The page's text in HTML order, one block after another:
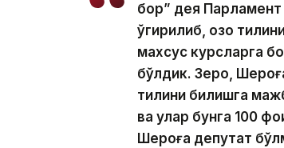
бор” дея Парламент
ўгирилиб, қозоқ
махсус курсларга
бўлдик. Зеро,
тилини билишга
ва улар бунга 100
Шероға депутат